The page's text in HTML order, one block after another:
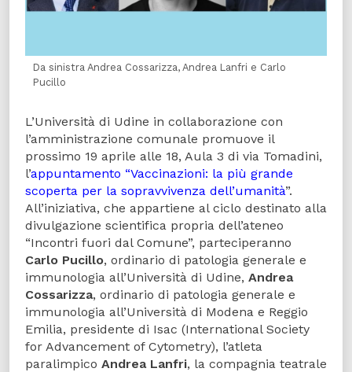
Da sinistra Andrea Cossarizza, Andrea Lanfri e Carlo
Pucillo
L’Università di Udine in collaborazione con
l’amministrazione comunale promuove il
prossimo 19 aprile alle 18, Aula 3 di via Tomadini,
l’appuntamento “Vaccinazioni: la più grande
scoperta per la sopravvivenza dell’umanità”.
All’iniziativa, che appartiene al ciclo destinato alla
divulgazione scientifica propria dell’ateneo
“Incontri fuori dal Comune”, parteciperanno
Carlo Pucillo, ordinario di patologia generale e
immunologia all’Università di Udine, Andrea
Cossarizza, ordinario di patologia generale e
immunologia all’Università di Modena e Reggio
Emilia, presidente di Isac (International Society
for Advancement of Cytometry), l’atleta
paralimpico Andrea Lanfri, la compagnia teatrale